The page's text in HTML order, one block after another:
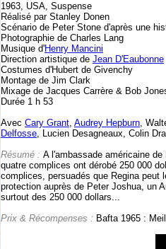
1963, USA, Suspense
Réalisé par Stanley Donen
Scénario de Peter Stone d'après une
Photographie de Charles Lang
Musique d'Henry Mancini
Direction artistique de Jean D'Eaubonne
Costumes d'Hubert de Givenchy
Montage de Jim Clark
Mixage de Jacques Carrère & Bob
Durée 1 h 53
Avec Cary Grant, Audrey Hepburn,
Delfosse, Lucien Desagneaux, Colin
Résumé : A l'ambassade américaine
quatre complices ont dérobé 250 000
complices, persuadés que Regina peut
protection auprès de Peter Joshua, un
surtout des 250 000 dollars...
Prix & Récompenses : Bafta 1965 :